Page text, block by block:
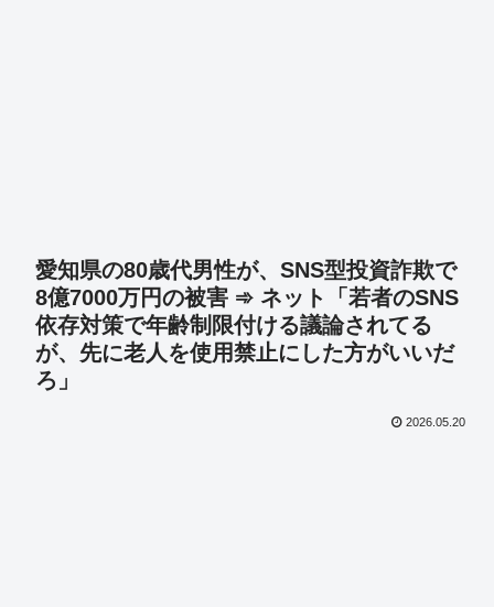
愛知県の80歳代男性が、SNS型投資詐欺で
8億7000万円の被害 ➾ ネット「若者のSNS
依存対策で年齢制限付ける議論されてる
が、先に老人を使用禁止にした方がいいだ
ろ」
2026.05.20